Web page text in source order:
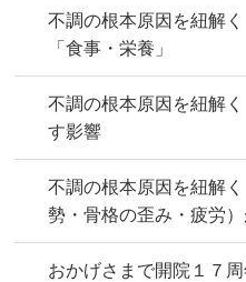
不調の根本原因を紐解
「食事・栄養」
不調の根本原因を紐解
す影響
不調の根本原因を紐解
勢・骨格の歪み・疲労
おかげさまで開院１７周